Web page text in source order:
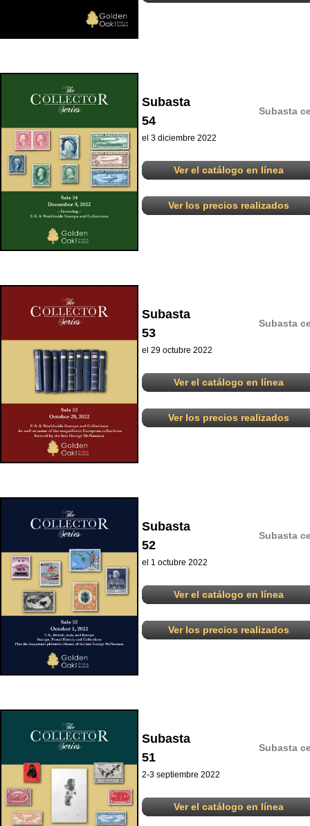
Subasta
54
Subasta
el 3 diciembre 2022
Ver el catálogo en línea
Ver los precios realizados
Subasta
53
Subasta
el 29 octubre 2022
Ver el catálogo en línea
Ver los precios realizados
Subasta
52
Subasta
el 1 octubre 2022
Ver el catálogo en línea
Ver los precios realizados
Subasta
51
Subasta
2-3 septiembre 2022
Ver el catálogo en línea